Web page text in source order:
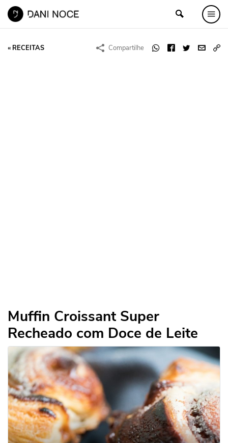
« RECEITAS Compartilhe
Muffin Croissant Super
Recheado com Doce de Leite